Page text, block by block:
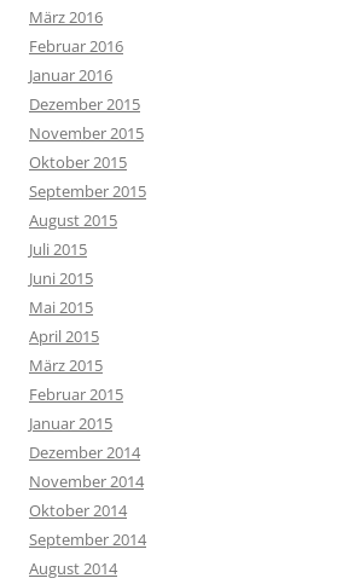
März 2016
Februar 2016
Januar 2016
Dezember 2015
November 2015
Oktober 2015
September 2015
August 2015
Juli 2015
Juni 2015
Mai 2015
April 2015
März 2015
Februar 2015
Januar 2015
Dezember 2014
November 2014
Oktober 2014
September 2014
August 2014